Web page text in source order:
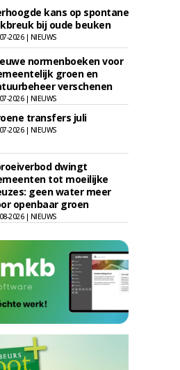
kans op spontane
bij oude beuken
2026 | NIEUWS
normenboeken voor
groen en
verschenen
2026 | NIEUWS
transfers juli
2026 | NIEUWS
dwingt
tot moeilijke
geen water meer
openbaar groen
2026 | NIEUWS